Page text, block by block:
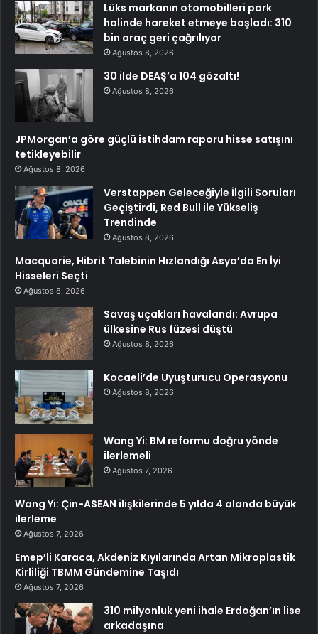
Lüks markanın otomobilleri park
halinde hareket etmeye başladı: 310
bin araç geri çağrılıyor
Ağustos 8, 2026
30 ilde DEAŞ’a 104 gözaltı!
Ağustos 8, 2026
JPMorgan’a göre güçlü istihdam raporu hisse satışını
tetikleyebilir
Ağustos 8, 2026
Verstappen Geleceğiyle İlgili Soruları
Geçiştirdi, Red Bull ile Yükseliş
Trendinde
Ağustos 8, 2026
Macquarie, Hibrit Talebinin Hızlandığı Asya’da En İyi
Hisseleri Seçti
Ağustos 8, 2026
Savaş uçakları havalandı: Avrupa
ülkesine Rus füzesi düştü
Ağustos 8, 2026
Kocaeli’de Uyuşturucu Operasyonu
Ağustos 8, 2026
Wang Yi: BM reformu doğru yönde
ilerlemeli
Ağustos 7, 2026
Wang Yi: Çin-ASEAN ilişkilerinde 5 yılda 4 alanda büyük
ilerleme
Ağustos 7, 2026
Emep’li Karaca, Akdeniz Kıyılarında Artan Mikroplastik
Kirliliği TBMM Gündemine Taşıdı
Ağustos 7, 2026
310 milyonluk yeni ihale Erdoğan’ın lise
arkadaşına